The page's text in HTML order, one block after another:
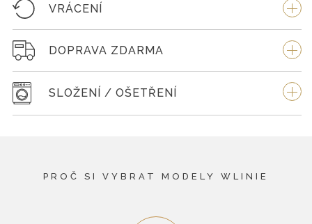
VRÁCENÍ
DOPRAVA ZDARMA
SLOŽENÍ / OŠETŘENÍ
PROČ SI VYBRAT MODELY WLINIE